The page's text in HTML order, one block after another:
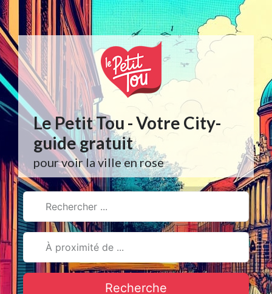
Aller
au
contenu
Le Petit Tou - Votre City-
guide gratuit
pour voir la ville en rose
Recherche